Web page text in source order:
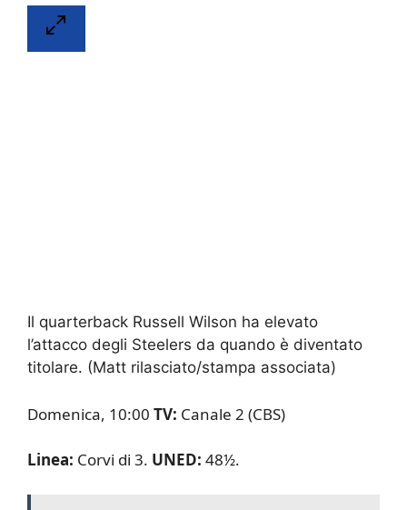
Il quarterback Russell Wilson ha elevato
l’attacco degli Steelers da quando è diventato
titolare. (Matt rilasciato/stampa associata)
Domenica, 10:00 TV: Canale 2 (CBS)
Linea: Corvi di 3. UNED: 48½.